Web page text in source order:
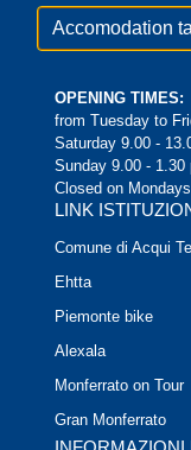
Accomodation
OPENING TIMES:
from Tuesday to
Saturday 9.00 -
Sunday 9.00 - 1.30
Closed on Mondays
LINK
Comune di Acqui
Ehtta
Piemonte bike
Alexala
Monferrato on Tour
Gran Monferrato